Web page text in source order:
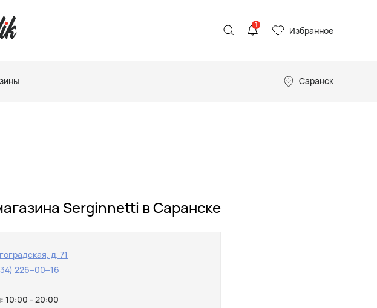
1 Избранное
Саранск
Serginnetti в Саранске
д. 71
226‒00‒16
10:00 - 20:00